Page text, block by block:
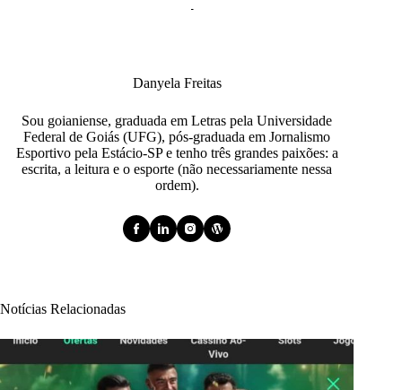
Danyela Freitas
Sou goianiense, graduada em Letras pela Universidade
Federal de Goiás (UFG), pós-graduada em Jornalismo
Esportivo pela Estácio-SP e tenho três grandes paixões: a
escrita, a leitura e o esporte (não necessariamente nessa
ordem).
Notícias Relacionadas